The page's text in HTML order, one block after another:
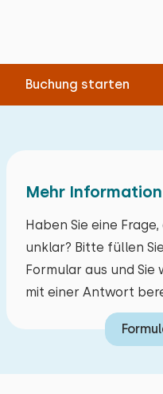
Buchung starten
Mehr Information
Haben Sie eine
unklar? Bitte füllen
Formular aus und Sie
mit einer Antwort